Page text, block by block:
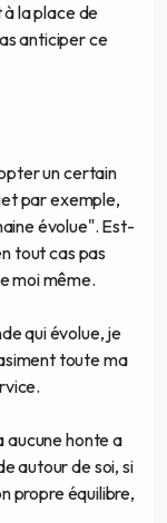
la place de
anticiper ce
un certain
par exemple,
évolue". Est-
tout cas pas
moi même.
qui évolue, je
toute ma
aucune honte a
autour de soi, si
propre équilibre,